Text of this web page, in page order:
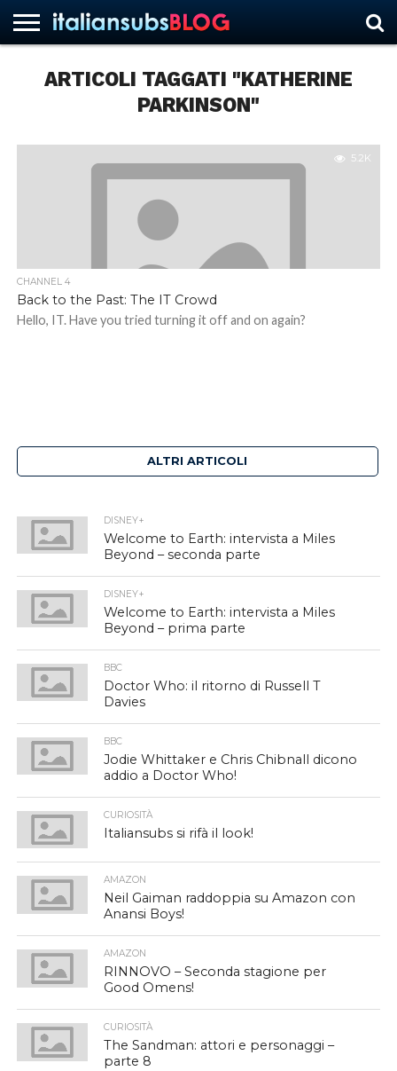
ARTICOLI TAGGATI "KATHERINE
PARKINSON"
5.2K
CHANNEL 4
Back to the Past: The IT Crowd
Hello, IT. Have you tried turning it off and on again?
ALTRI ARTICOLI
DISNEY+
Welcome to Earth: intervista a Miles
Beyond – seconda parte
DISNEY+
Welcome to Earth: intervista a Miles
Beyond – prima parte
BBC
Doctor Who: il ritorno di Russell T
Davies
BBC
Jodie Whittaker e Chris Chibnall dicono
addio a Doctor Who!
CURIOSITÀ
Italiansubs si rifà il look!
AMAZON
Neil Gaiman raddoppia su Amazon con
Anansi Boys!
AMAZON
RINNOVO – Seconda stagione per
Good Omens!
CURIOSITÀ
The Sandman: attori e personaggi –
parte 8